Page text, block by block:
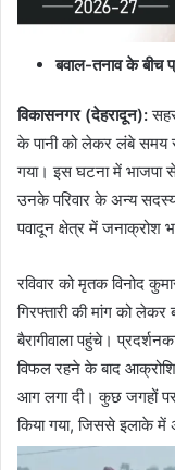
बवाल-तनाव के बीच
विकासनगर (देहरादून):
के पानी को लेकर लंबे समय
गया। इस घटना में भाजपा
उनके परिवार के अन्य
पवादून क्षेत्र में जनाक्रोश
रविवार को मृतक विनोद
गिरफ्तारी की मांग को लेकर
बैरागीवाला पहुंचे।
विफल रहने के बाद
आग लगा दी। कुछ जगहों पर
किया गया, जिससे इलाके में